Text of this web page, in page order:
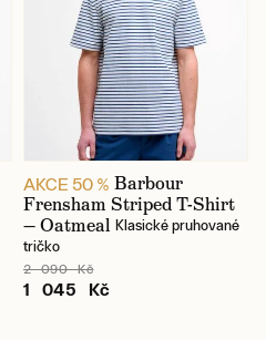
AKCE 50 % Barbour
Frensham Striped T-Shirt
— Oatmeal Klasické pruhované
tričko
2 090 Kč
1 045 Kč